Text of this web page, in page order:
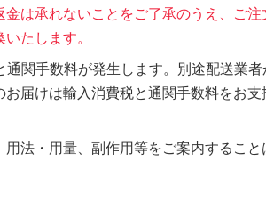
は承れないことをご了承のうえ、ご
たします。
通関手数料が発生します。別途配送業
届けは輸入消費税と通関手数料をお
法・用量、副作用等をご案内すること